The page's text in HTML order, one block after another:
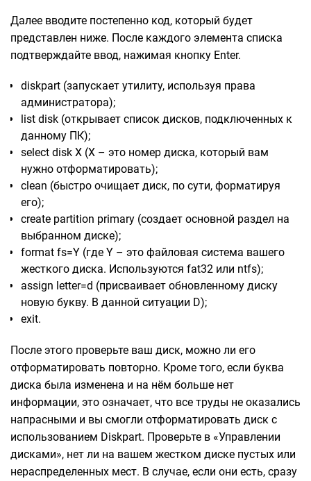
Далее вводите постепенно код, который будет
представлен ниже. После каждого элемента списка
подтверждайте ввод, нажимая кнопку Enter.
diskpart (запускает утилиту, используя права
администратора);
list disk (открывает список дисков, подключенных к
данному ПК);
select disk X (X – это номер диска, который вам
нужно отформатировать);
clean (быстро очищает диск, по сути, форматируя
его);
create partition primary (создает основной раздел на
выбранном диске);
format fs=Y (где Y – это файловая система вашего
жесткого диска. Используются fat32 или ntfs);
assign letter=d (присваивает обновленному диску
новую букву. В данной ситуации D);
exit.
После этого проверьте ваш диск, можно ли его
отформатировать повторно. Кроме того, если буква
диска была изменена и на нём больше нет
информации, это означает, что все труды не оказались
напрасными и вы смогли отформатировать диск с
использованием Diskpart. Проверьте в «Управлении
дисками», нет ли на вашем жестком диске пустых или
нераспределенных мест. В случае, если они есть, сразу